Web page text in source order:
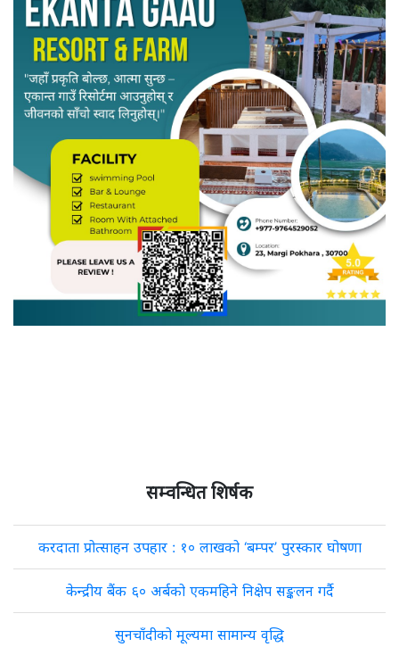
सम्वन्धित शिर्षक
करदाता प्रोत्साहन उपहार : १० लाखको ‘बम्पर’ पुरस्कार घोषणा
केन्द्रीय बैंक ६० अर्बको एकमहिने निक्षेप सङ्कलन गर्दै
सुनचाँदीको मूल्यमा सामान्य वृद्धि